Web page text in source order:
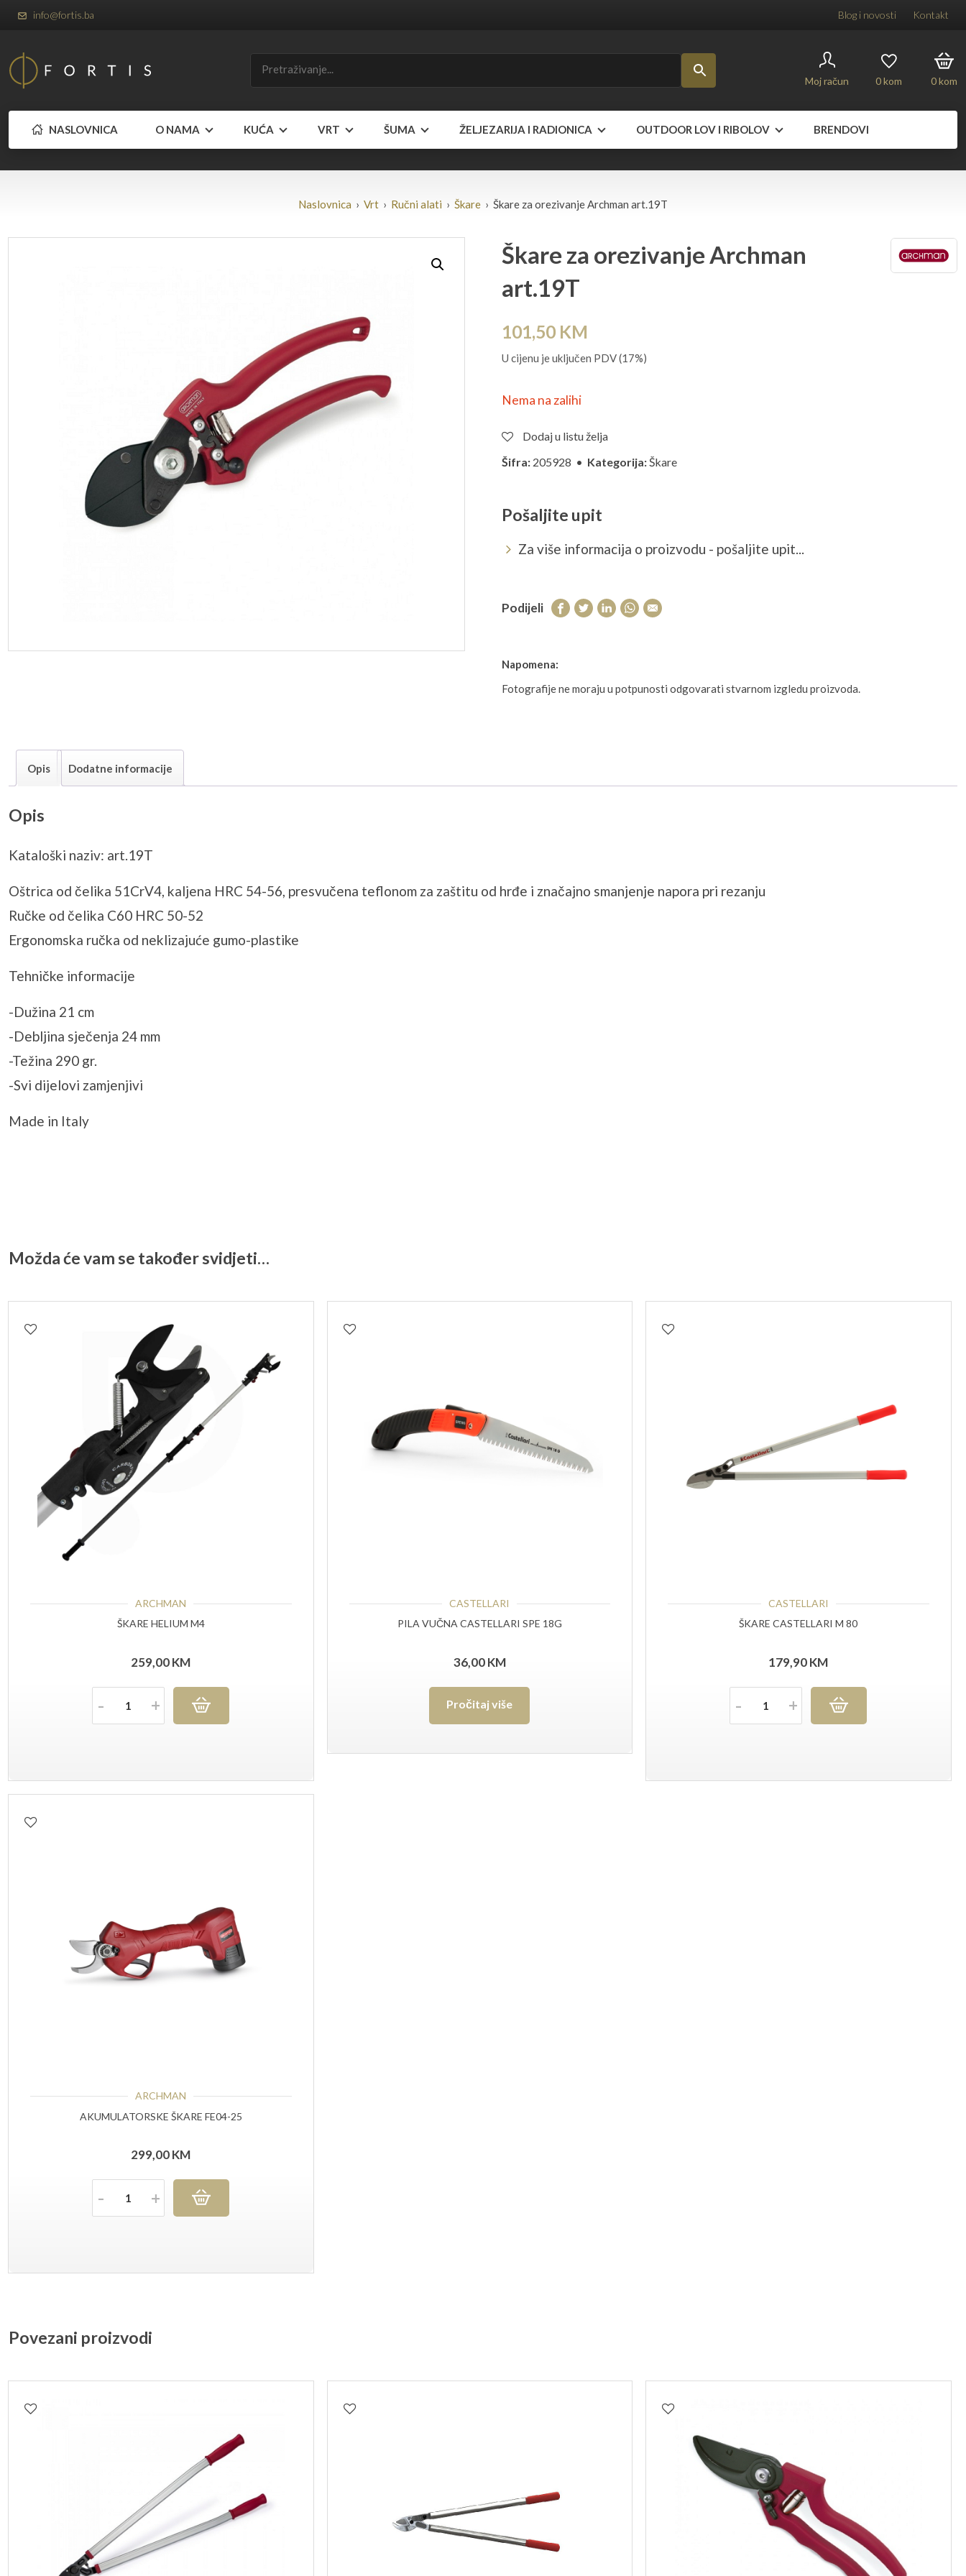
info@fortis.ba Blog i novosti Kontakt
Moj račun 0kom 0kom
NASLOVNICA O NAMA KUĆA VRT ŠUMA ŽELJEZARIJA I RADIONICA OUTDOOR LOV I RIBOLOV BRENDOVI
Naslovnica › Vrt › Ručni alati › Škare › Škare za orezivanje Archman art.19T
Škare za orezivanje Archman
art.19T
101,50 KM
U cijenu je uključen PDV (17%)
Nema na zalihi
Dodaj u listu želja
Šifra: 205928 • Kategorija:Škare
Pošaljite upit
Za više informacija o proizvodu - pošaljite upit...
Podijeli
Napomena:
Fotografije ne moraju u potpunosti odgovarati stvarnom izgledu proizvoda.
Opis Dodatne informacije
Opis
Kataloški naziv: art.19T
Oštrica od čelika 51CrV4, kaljena HRC 54-56, presvučena teflonom za zaštitu od hrđe i značajno smanjenje napora pri rezanju
Ručke od čelika C60 HRC 50-52
Ergonomska ručka od neklizajuće gumo-plastike
Tehničke informacije
-Dužina 21 cm
-Debljina sječenja 24 mm
-Težina 290 gr.
-Svi dijelovi zamjenjivi
Made in Italy
Možda će vam se također svidjeti…
ARCHMAN
ŠKARE HELIUM M4
259,00KM
Količina
CASTELLARI
PILA VUČNA CASTELLARI SPE 18G
36,00KM
Pročitaj više
CASTELLARI
ŠKARE CASTELLARI M 80
179,90KM
Količina
ARCHMAN
AKUMULATORSKE ŠKARE FE04-25
299,00KM
Količina
Povezani proizvodi